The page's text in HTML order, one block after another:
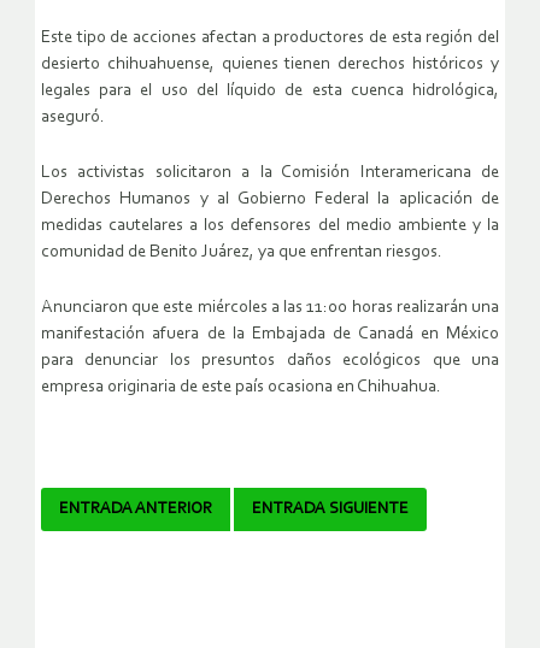
Este tipo de acciones afectan a productores de esta región del
desierto chihuahuense, quienes tienen derechos históricos y
legales para el uso del líquido de esta cuenca hidrológica,
aseguró.
Los activistas solicitaron a la Comisión Interamericana de
Derechos Humanos y al Gobierno Federal la aplicación de
medidas cautelares a los defensores del medio ambiente y la
comunidad de Benito Juárez, ya que enfrentan riesgos.
Anunciaron que este miércoles a las 11:00 horas realizarán una
manifestación afuera de la Embajada de Canadá en México
para denunciar los presuntos daños ecológicos que una
empresa originaria de este país ocasiona en Chihuahua.
Navegador
ENTRADA ANTERIOR ENTRADA SIGUIENTE